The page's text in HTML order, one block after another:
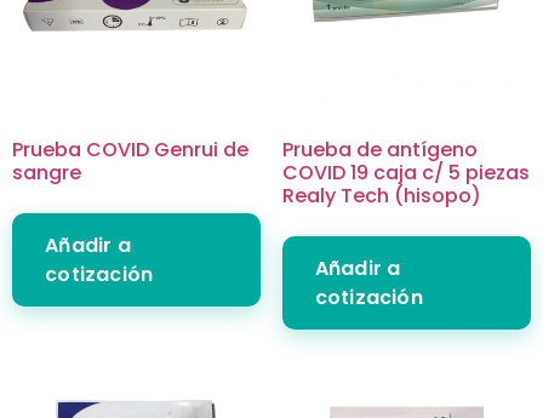
Prueba COVID Genrui de
sangre
Añadir a
cotización
Prueba de antígeno
COVID 19 caja c/ 5 piezas
Realy Tech (hisopo)
Añadir a
cotización